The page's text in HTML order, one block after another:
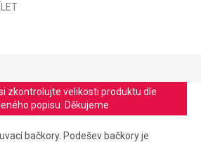
zkontrolujte velikosti produktu dle
popisu. Děkujeme
bačkory. Podešev bačkory je